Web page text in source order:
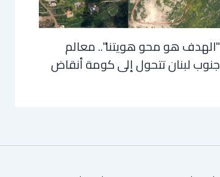
"الهدف هو محو هويتنا".. معالم
جنوب لبنان تتحول إلى كومة أنقاض